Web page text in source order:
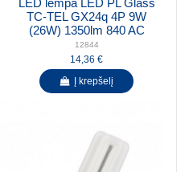
LED lempa LED PL Glass
TC-TEL GX24q 4P 9W
(26W) 1350lm 840 AC
12844
14,36 €
Į krepšelį